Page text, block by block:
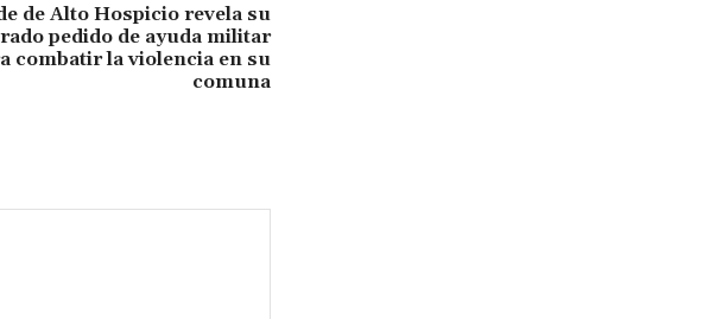
de Alto Hospicio revela su
pedido de ayuda militar
combatir la violencia en su
comuna